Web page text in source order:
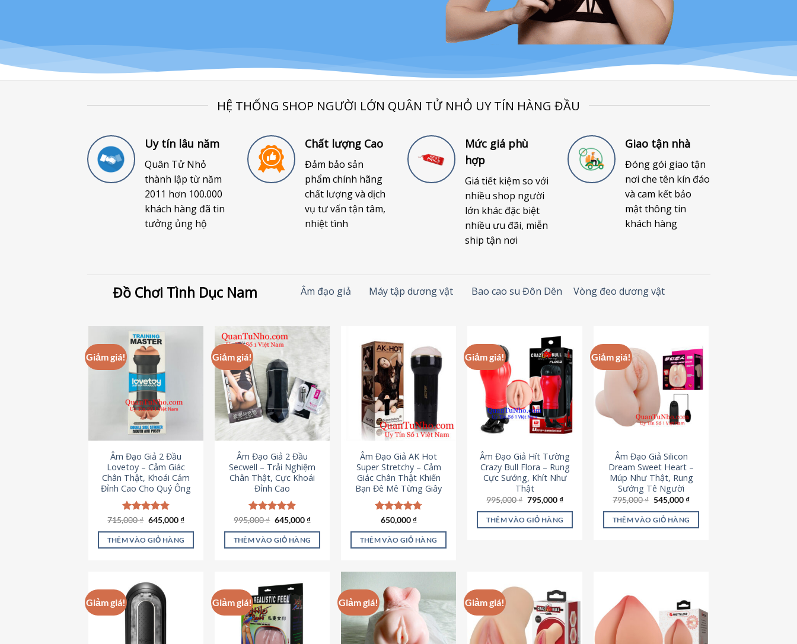
HỆ THỐNG SHOP NGƯỜI LỚN QUÂN TỬ NHỎ UY TÍN HÀNG ĐẦU
Uy tín lâu năm
Quân Tử Nhỏ
thành lập từ năm
2011 hơn 100.000
khách hàng đã tin
tưởng ủng hộ
Chất lượng Cao
Đảm bảo sản
phẩm chính hãng
chất lượng và dịch
vụ tư vấn tận tâm,
nhiệt tình
Mức giá phù
hợp
Giá tiết kiệm so với
nhiều shop người
lớn khác đặc biệt
nhiều ưu đãi, miễn
ship tận nơi
Giao tận nhà
Đóng gói giao tận
nơi che tên kín đáo
và cam kết bảo
mật thông tin
khách hàng
Đồ Chơi Tình Dục Nam Âm đạo giả Máy tập dương vật Bao cao su Đôn Dên Vòng đeo dương vật
Giảm giá!
Âm Đạo Giả 2 Đầu
Lovetoy – Cảm Giác
Chân Thật, Khoái Cảm
Đỉnh Cao Cho Quý Ông
Được xếp
hạng4.79
5 sao
715,000₫ Giá
là:
715,000 ₫.
645,000₫Giá
tại
là:
THÊM VÀO GIỎ HÀNG
Giảm giá!
Âm Đạo Giả 2 Đầu
Secwell – Trải Nghiệm
Chân Thật, Cực Khoái
Đỉnh Cao
Được xếp
hạng4.88
5 sao
995,000₫ Giá
là:
995,000 ₫.
645,000₫Giá
tại
là:
THÊM VÀO GIỎ HÀNG
Âm Đạo Giả AK Hot
Super Stretchy – Cảm
Giác Chân Thật Khiến
Bạn Đê Mê Từng Giây
Được xếp
hạng4.75
5 sao
650,000₫
THÊM VÀO GIỎ HÀNG
Giảm giá!
Âm Đạo Giả Hít Tường
Crazy Bull Flora – Rung
Cực Sướng, Khít Như
Thật
995,000₫ Giá
là:
995,000 ₫.
795,000₫Giá
tại
là:
THÊM VÀO GIỎ HÀNG
Giảm giá!
Âm Đạo Giả Silicon
Dream Sweet Heart –
Múp Như Thật, Rung
Sướng Tê Người
795,000₫ Giá
là:
795,000 ₫.
545,000₫Giá
tại
là:
THÊM VÀO GIỎ HÀNG
Giảm giá! Giảm giá! Giảm giá! Giảm giá!